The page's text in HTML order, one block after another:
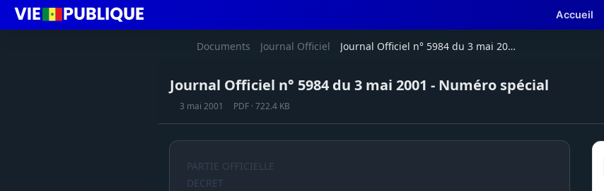
Accueil
Documents Journal Officiel Journal Officiel n° 5984 du 3 mai 2001 - Numéro spécial
Journal Officiel n° 5984 du 3 mai 2001 - Numéro spécial
3 mai 2001 PDF · 722.4 KB
PARTIE OFFICIELLE
DECRET